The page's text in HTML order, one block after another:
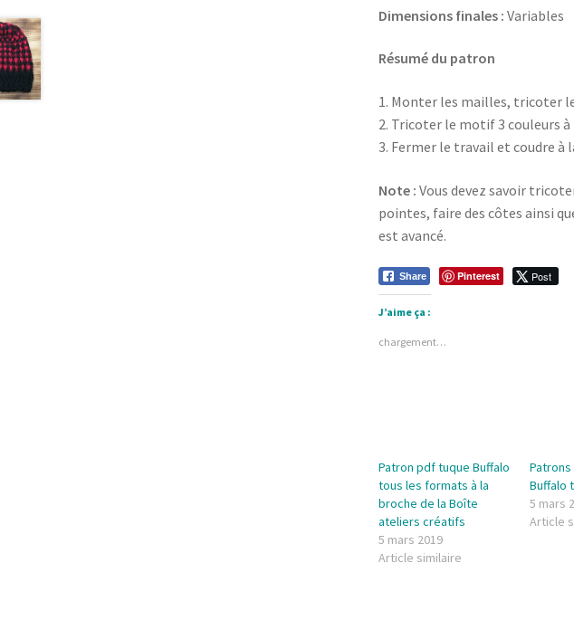
Dimensions finales : Variables
Résumé du patron
1. Monter les mailles, tricoter
2. Tricoter le motif 3 couleurs à
3. Fermer le travail et coudre à
Note : Vous devez savoir
pointes, faire des côtes ainsi
est avancé.
Share Pinterest Post
J’aime ça :
chargement…
Patron pdf tuque Buffalo
tous les formats à la
broche de la Boîte
ateliers créatifs
5 mars 2019
Article similaire
Buffalo
5 mars
Article